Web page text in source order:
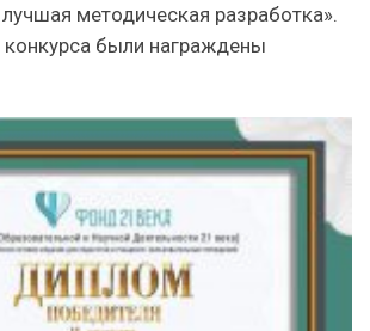
методическая разработка».
конкурса были награждены